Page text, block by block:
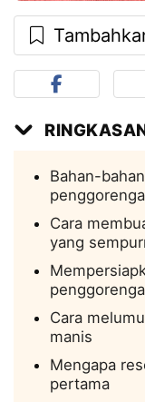
Bahan-
Cara
yang
Cara
manis
Mengapa
pertama